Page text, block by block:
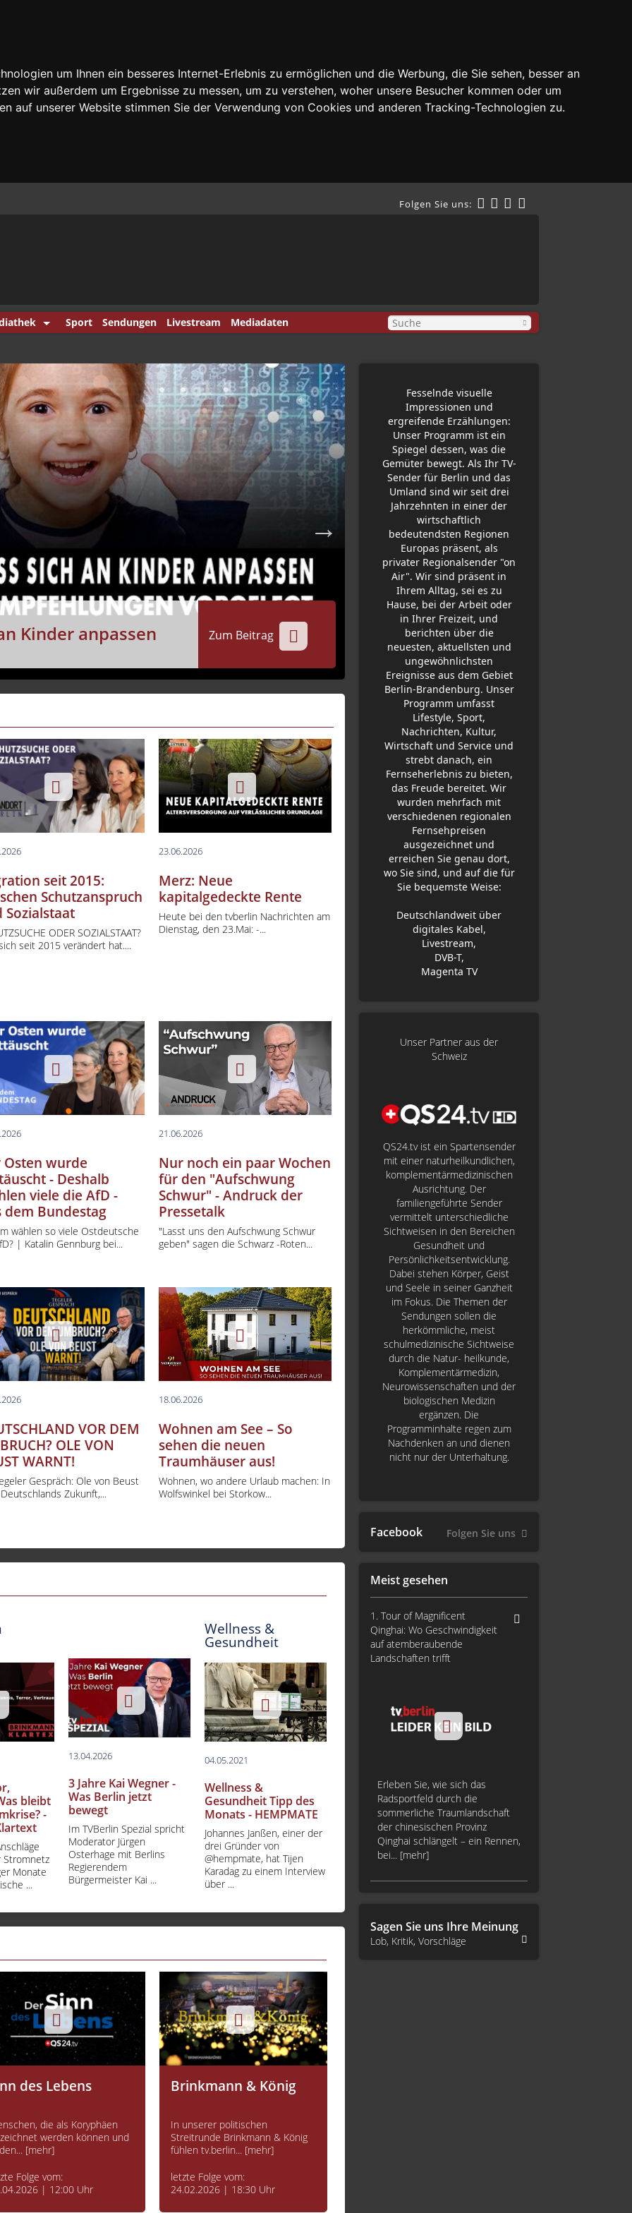
um Ihnen ein besseres Internet-Erlebnis zu ermöglichen und die Werbung, die Sie sehen, besser an
wir außerdem um Ergebnisse zu messen, um zu verstehen, woher unsere Besucher kommen oder um
auf unserer Website stimmen Sie der Verwendung von Cookies und anderen Tracking-Technologien zu.
Folgen Sie uns:
Punkt
Berlin
dem Bundestag
& König
Klartext
Player
Minderheiten
International
& Drive
Boulevard
der Zeit
- Naturmedizin
im Gespräch
Berlin
für Deutschland
aktuell (Kurzbeiträge)
Buchtipp
& Gesundheit
Des Tages
Sport Sendungen Livestream
Mediadaten
Kinder anpassen Zum Beitrag
24.06.2026
Hitze belastet Einsatzkräfte |
Schutz
seit 2015:
Schutzanspruch
Sozialstaat
ODER SOZIALSTAAT?
seit 2015 verändert hat....
23.06.2026
Merz: Neue
kapitalgedeckte Rente
Heute bei den tvberlin Nachrichten am
Dienstag, den 23.Mai: -...
Osten wurde
- Deshalb
viele die AfD -
dem Bundestag
wählen so viele Ostdeutsche
| Katalin Gennburg bei...
21.06.2026
Nur noch ein paar Wochen
für den "Aufschwung
Schwur" - Andruck der
Pressetalk
"Lasst uns den Aufschwung Schwur
geben" sagen die Schwarz -Roten...
VOR DEM
OLE VON
WARNT!
Gespräch: Ole von Beust
Zukunft,...
18.06.2026
Wohnen am See – So
sehen die neuen
Traumhäuser aus!
Wohnen, wo andere Urlaub machen: In
Wolfswinkel bei Storkow...
bleibt
-
Stromnetz
Monate
...
13.04.2026
3 Jahre Kai Wegner -
Was Berlin jetzt
bewegt
Im TVBerlin Spezial spricht
Moderator Jürgen
Osterhage mit Berlins
Regierendem
Bürgermeister Kai ...
Wellness &
Gesundheit
04.05.2021
Wellness &
Gesundheit Tipp des
Monats - HEMPMATE
Johannes Janßen, einer der
drei Gründer von
@hempmate, hat Tijen
Karadag zu einem Interview
über ...
des Lebens
die als Koryphäen
werden können und
[mehr]
Folge vom:
| 12:00 Uhr
Brinkmann & König
In unserer politischen
Streitrunde Brinkmann & König
fühlen tv.berlin... [mehr]
letzte Folge vom:
24.02.2026 | 18:30 Uhr
Meist gesehen
1. Tour of Magnificent
Qinghai: Wo Geschwindigkeit
auf atemberaubende
Landschaften trifft
Erleben Sie, wie sich das
Radsportfeld durch die
sommerliche Traumlandschaft
der chinesischen Provinz
Qinghai schlängelt – ein Rennen,
bei... [mehr]
Fesselnde visuelle
Impressionen und
ergreifende Erzählungen:
Unser Programm ist ein
Spiegel dessen, was die
Gemüter bewegt. Als Ihr TV-
Sender für Berlin und das
Umland sind wir seit drei
Jahrzehnten in einer der
wirtschaftlich
bedeutendsten Regionen
Europas präsent, als
privater Regionalsender "on
Air". Wir sind präsent in
Ihrem Alltag, sei es zu
Hause, bei der Arbeit oder
in Ihrer Freizeit, und
berichten über die
neuesten, aktuellsten und
ungewöhnlichsten
Ereignisse aus dem Gebiet
Berlin-Brandenburg. Unser
Programm umfasst
Lifestyle, Sport,
Nachrichten, Kultur,
Wirtschaft und Service und
strebt danach, ein
Fernseherlebnis zu bieten,
das Freude bereitet. Wir
wurden mehrfach mit
verschiedenen regionalen
Fernsehpreisen
ausgezeichnet und
erreichen Sie genau dort,
wo Sie sind, und auf die für
Sie bequemste Weise:
Deutschlandweit über
digitales Kabel,
Livestream,
DVB-T,
Magenta TV
Unser Partner aus der
Schweiz
QS24.tv ist ein Spartensender
mit einer naturheilkundlichen,
komplementärmedizinischen
Ausrichtung. Der
familiengeführte Sender
vermittelt unterschiedliche
Sichtweisen in den Bereichen
Gesundheit und
Persönlichkeitsentwicklung.
Dabei stehen Körper, Geist
und Seele in seiner Ganzheit
im Fokus. Die Themen der
Sendungen sollen die
herkömmliche, meist
schulmedizinische Sichtweise
durch die Natur- heilkunde,
Komplementärmedizin,
Neurowissenschaften und der
biologischen Medizin
ergänzen. Die
Programminhalte regen zum
Nachdenken an und dienen
nicht nur der Unterhaltung.
Facebook Folgen Sie uns
Sagen Sie uns Ihre Meinung
Lob, Kritik, Vorschläge